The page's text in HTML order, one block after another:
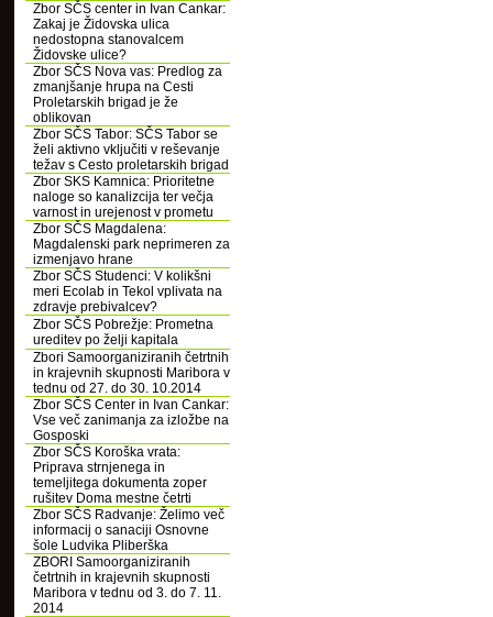
Zbor SČS center in Ivan Cankar:
Zakaj je Židovska ulica
nedostopna stanovalcem
Židovske ulice?
Zbor SČS Nova vas: Predlog za
zmanjšanje hrupa na Cesti
Proletarskih brigad je že
oblikovan
Zbor SČS Tabor: SČS Tabor se
želi aktivno vključiti v reševanje
težav s Cesto proletarskih brigad
Zbor SKS Kamnica: Prioritetne
naloge so kanalizcija ter večja
varnost in urejenost v prometu
Zbor SČS Magdalena:
Magdalenski park neprimeren za
izmenjavo hrane
Zbor SČS Studenci: V kolikšni
meri Ecolab in Tekol vplivata na
zdravje prebivalcev?
Zbor SČS Pobrežje: Prometna
ureditev po želji kapitala
Zbori Samoorganiziranih četrtnih
in krajevnih skupnosti Maribora v
tednu od 27. do 30. 10.2014
Zbor SČS Center in Ivan Cankar:
Vse več zanimanja za izložbe na
Gosposki
Zbor SČS Koroška vrata:
Priprava strnjenega in
temeljitega dokumenta zoper
rušitev Doma mestne četrti
Zbor SČS Radvanje: Želimo več
informacij o sanaciji Osnovne
šole Ludvika Pliberška
ZBORI Samoorganiziranih
četrtnih in krajevnih skupnosti
Maribora v tednu od 3. do 7. 11.
2014